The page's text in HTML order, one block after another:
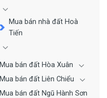
Mua bán nhà đất Hoà
Tiến
Mua bán đất Hòa Xuân
Mua bán đất Liên Chiểu
Mua bán đất Ngũ Hành Sơn